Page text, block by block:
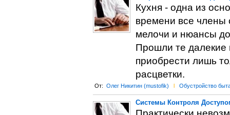
Кухня - одна из
времени все члены
мелочи и нюансы
Прошли те далекие
приобрести лишь
расцветки.
От: Олег Никитин (mustofik) l Обустройство
Системы Контроля